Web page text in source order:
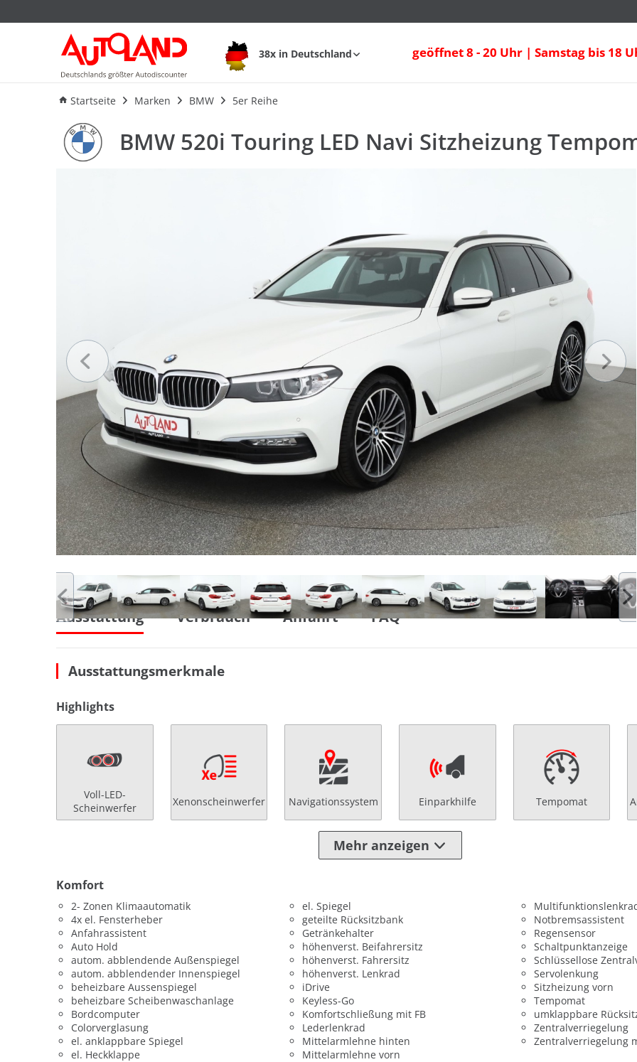
38x in Deutschland geöffnet 8 - 20 Uhr | Samstag bis 18
Startseite Marken BMW 5er Reihe
BMW 520i Touring LED Navi Sitzheizung Tempomat AHK
Ausstattung Verbrauch
BMW 520i Touring LED Navi Sitzheizung
Ausstattung Verbrauch Anfahrt FAQ
Ausstattungsmerkmale
Highlights
Voll-LED-
Scheinwerfer
Xenonscheinwerfer Navigationssystem Einparkhilfe Tempomat
Mehr anzeigen
Komfort
2- Zonen Klimaautomatik
4x el. Fensterheber
Anfahrassistent
Auto Hold
autom. abblendende Außenspiegel
autom. abblendender Innenspiegel
beheizbare Aussenspiegel
beheizbare Scheibenwaschanlage
Bordcomputer
Colorverglasung
el. anklappbare Spiegel
el. Heckklappe
el. Spiegel
geteilte Rücksitzbank
Getränkehalter
höhenverst. Beifahrersitz
höhenverst. Fahrersitz
höhenverst. Lenkrad
iDrive
Keyless-Go
Komfortschließung mit FB
Lederlenkrad
Mittelarmlehne hinten
Mittelarmlehne vorn
Notbremsassistent
Regensensor
Schaltpunktanzeige
Schlüssellose
Servolenkung
Sitzheizung vorn
Tempomat
umklappbare
Zentralverriegelung
Zentralverriegelung